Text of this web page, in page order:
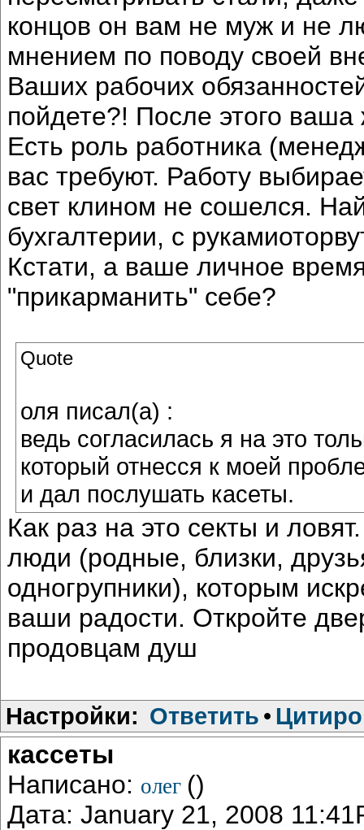
концов он вам не муж и не
мнением по поводу своей
Ваших рабочих
пойдете?! После этого
Есть роль работника
вас требуют. Работу
свет клином не сошелся.
бухгалтерии, с
Кстати, а ваше личное
"прикарманить" себе?
Quote
оля писал(а) :
ведь согласилась я на это
который отнесся к моей
и дал послушать касеты.
Как раз на это секты и
люди (родные, близки,
одногрупники), которым
ваши радости. Откройте
продовцам душ
Настройки: Ответить •
кассеты
Написано: олег ()
Дата: January 21, 2008